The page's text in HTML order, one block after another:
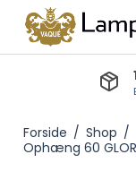
Forside / Shop /
Ophæng 60